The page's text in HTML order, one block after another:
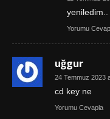
yeniledim..
Yorumu
uğgur
24 Temmuz 2023
cd key ne
Yorumu Cevapla